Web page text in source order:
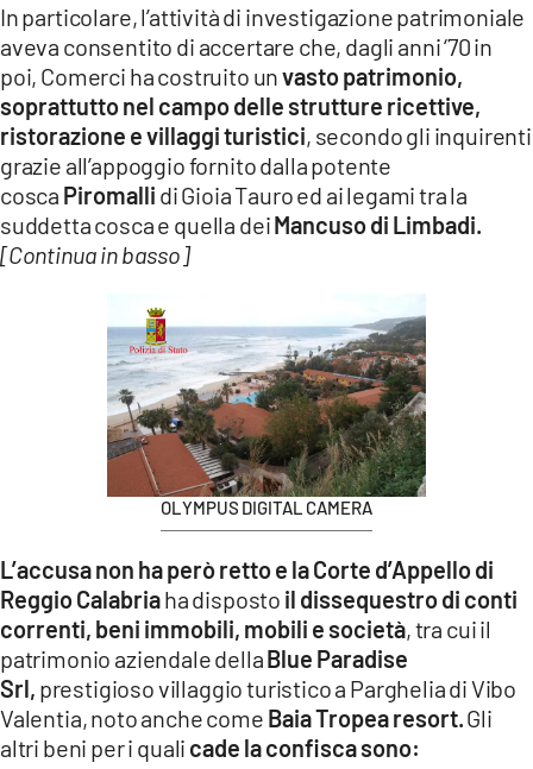
In particolare, l’attività di investigazione patrimoniale
aveva consentito di accertare che, dagli anni ‘70 in
poi, Comerci ha costruito unvasto patrimonio,
soprattutto nel campo delle strutture ricettive,
ristorazione e villaggi turistici, secondo gli inquirenti
grazie all’appoggio fornito dalla potente
cosca Piromalli di Gioia Tauro ed ai legami tra la
suddetta cosca e quella deiMancuso di Limbadi.
[Continua in basso]
OLYMPUS DIGITAL CAMERA
L’accusa non ha però retto e la Corte d’Appello di
Reggio Calabriaha disposto il dissequestro di conti
correnti, beni immobili, mobili e società, tra cui il
patrimonio aziendale dellaBlue Paradise
Srl, prestigioso villaggio turistico a Parghelia di Vibo
Valentia, noto anche come Baia Tropea resort.Gli
altri beni per i quali cade la confisca sono: